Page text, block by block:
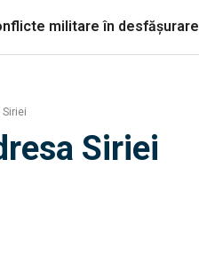
militare în desfășurare
Siriei